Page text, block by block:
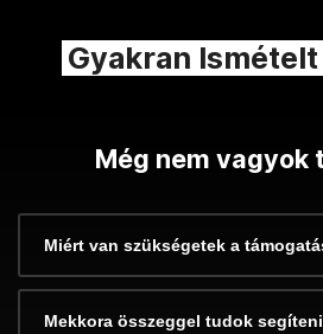
Gyakran
Még nem vagyok
Miért van szükségetek a
Mekkora összeggel tudok